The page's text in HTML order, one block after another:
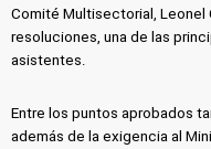
Comité Multisectorial, Leonel
resoluciones, una de las
asistentes.
Entre los puntos aprobados
además de la exigencia al